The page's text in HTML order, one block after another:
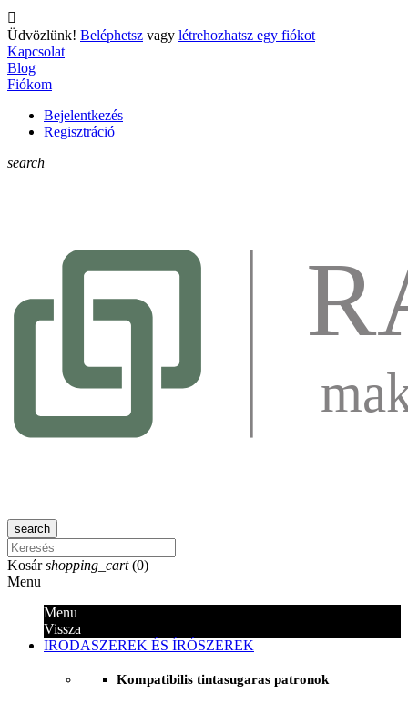

Üdvözlünk! Beléphetsz vagy létrehozhatsz egy fiókot
Kapcsolat
Blog
Fiókom
Bejelentkezés
Regisztráció
search
search
Kosár shopping_cart (0)
Menu
Menu
Vissza
IRODASZEREK ÉS ÍRÓSZEREK
Kompatibilis tintasugaras patronok